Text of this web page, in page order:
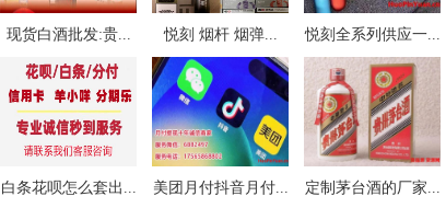
现货白酒批发:贵... 悦刻 烟杆 烟弹... 悦刻全系列供应一...
白条花呗怎么套出... 美团月付抖音月付... 定制茅台酒的厂家...